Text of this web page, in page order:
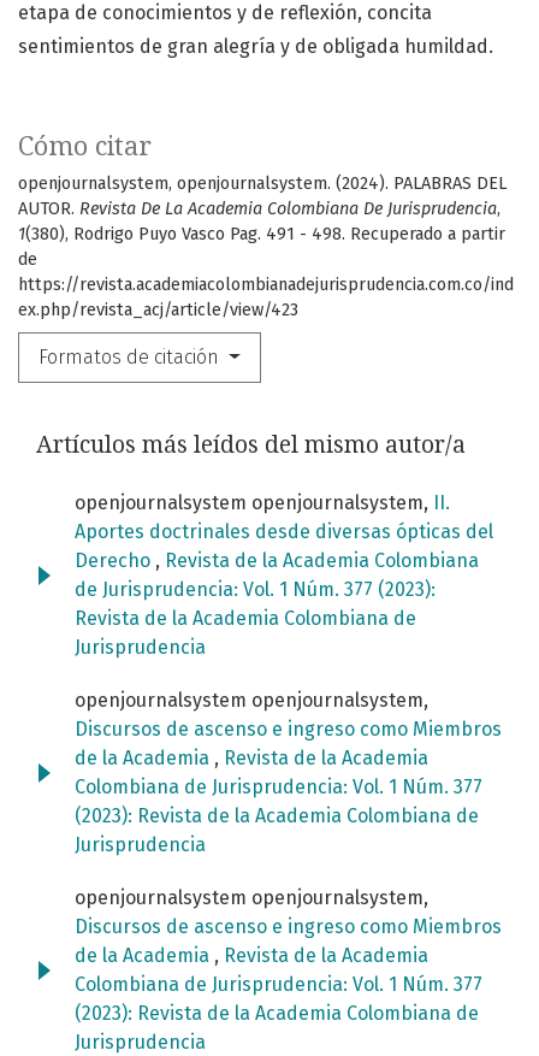
Cómo citar
openjournalsystem, openjournalsystem. (2024). PALABRAS DEL
AUTOR. Revista De La Academia Colombiana De Jurisprudencia,
1(380), Rodrigo Puyo Vasco Pag. 491 - 498. Recuperado a partir
de
https://revista.academiacolombianadejurisprudencia.com.co/ind
ex.php/revista_acj/article/view/423
Formatos de citación
etapa de conocimientos y de reflexión, concita
sentimientos de gran alegría y de obligada humildad.
Artículos más leídos del mismo autor/a
openjournalsystem openjournalsystem,
II.
Aportes doctrinales desde diversas ópticas del
Derecho , Revista de la Academia Colombiana
de Jurisprudencia: Vol. 1 Núm. 377 (2023):
Revista de la Academia Colombiana de
Jurisprudencia
openjournalsystem openjournalsystem,
Discursos de ascenso e ingreso como Miembros
de la Academia , Revista de la Academia
Colombiana de Jurisprudencia: Vol. 1 Núm. 377
(2023): Revista de la Academia Colombiana de
Jurisprudencia
openjournalsystem openjournalsystem,
Discursos de ascenso e ingreso como Miembros
de la Academia , Revista de la Academia
Colombiana de Jurisprudencia: Vol. 1 Núm. 377
(2023): Revista de la Academia Colombiana de
Jurisprudencia